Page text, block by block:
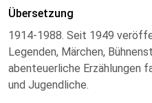
Übersetzung
1914-1988. Seit 1949
Legenden, Märchen,
abenteuerliche Erzählungen
und Jugendliche.